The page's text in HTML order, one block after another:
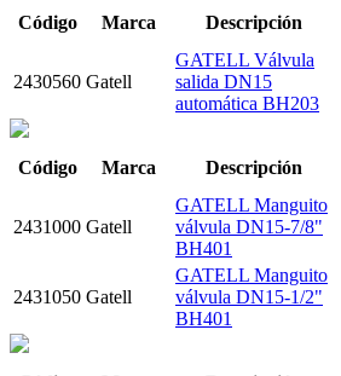
Código Marca Descripción
2430560 Gatell
GATELL Válvula
salida DN15
automática BH203
Código Marca Descripción
2431000 Gatell
GATELL Manguito
válvula DN15-7/8"
BH401
2431050 Gatell
GATELL Manguito
válvula DN15-1/2"
BH401